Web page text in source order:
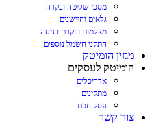
מסכי שליטה ובקרה
גלאים וחיישנים
מצלמות ובקרת כניסה
התקני חשמל נוספים
מגזין הומיטק
הומיטק לעסקים
אדריכלים
מתקינים
עסק חכם
צור קשר